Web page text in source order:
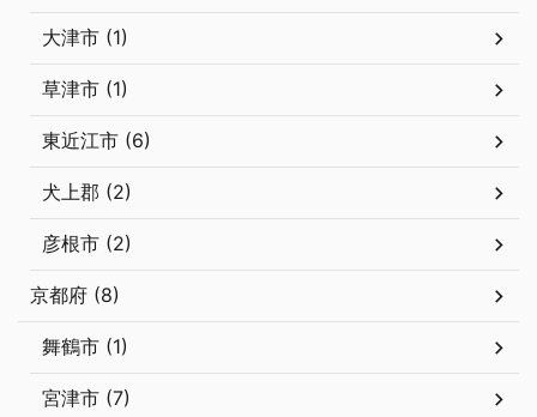
大津市 (1)
草津市 (1)
東近江市 (6)
犬上郡 (2)
彦根市 (2)
京都府 (8)
舞鶴市 (1)
宮津市 (7)